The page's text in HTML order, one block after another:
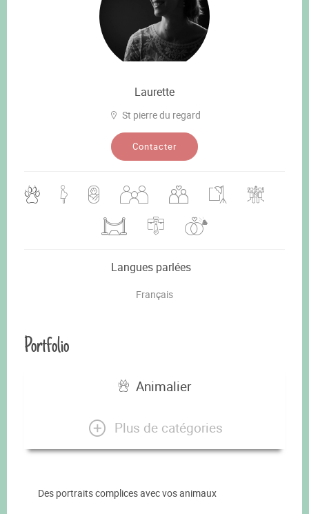
Laurette
St pierre du regard
Contacter
Langues parlées
Français
Portfolio
Animalier
Plus de catégories
Des portraits complices avec vos animaux